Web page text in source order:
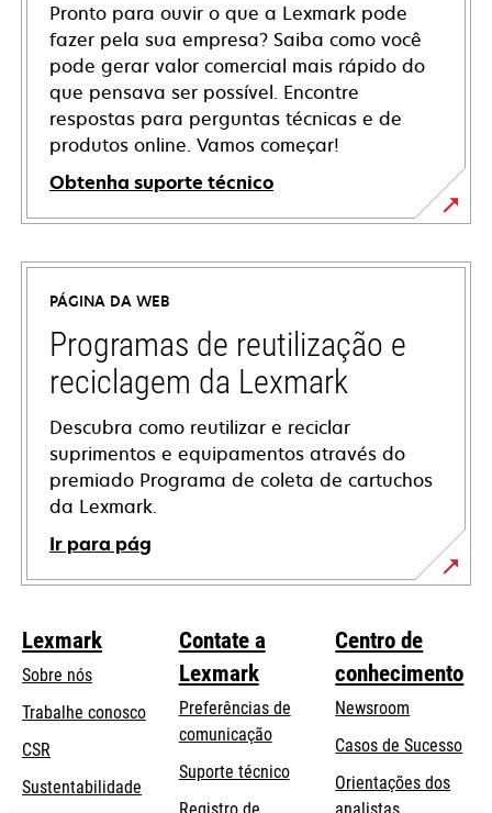
Pronto para ouvir o que a Lexmark pode
fazer pela sua empresa? Saiba como você
pode gerar valor comercial mais rápido do
que pensava ser possível. Encontre
respostas para perguntas técnicas e de
produtos online. Vamos começar!
Obtenha suporte técnico
abre
em
nova
guia
PÁGINA DA WEB
Programas de reutilização e
reciclagem da Lexmark
Descubra como reutilizar e reciclar
suprimentos e equipamentos através do
premiado Programa de coleta de cartuchos
da Lexmark.
Ir para pág
Lexmark
Sobre nós
Trabalhe conosco
CSR
Sustentabilidade
Contate a
Lexmark
Preferências de
comunicação
Suporte técnicoabre
Centro de
conhecimento
Newsroom
Casos de Sucesso
Orientações dos